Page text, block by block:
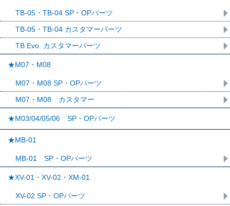
TB-05・TB-04 SP・OPパーツ
TB-05・TB-04 カスタマーパーツ
TB Evo. カスタマーパーツ
★M07・M08
M07・M08 SP・OPパーツ
M07・M08 カスタマー
★M03/04/05/06 SP・OPパーツ
★MB-01
MB-01 SP・OPパーツ
★XV-01・XV-02・XM-01
XV-02 SP・OPパーツ